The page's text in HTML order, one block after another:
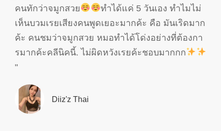
คนทักว่าจมูกสวย
ทำได้แค่ 5 วันเอง ทำไมไม่
เห็นบวมเรยเสียงคนพูดเยอะมากค้ะ คือ มันเริดมาก
ค้ะ คนชมว่าจมูกสวย หมอทำได้โด่งอย่างที่ต้องกา
รมากค้ะคลีนิคนี้. ไม่ผิดหวังเรยค้ะชอบมากกก
"
Diiz'z Thai